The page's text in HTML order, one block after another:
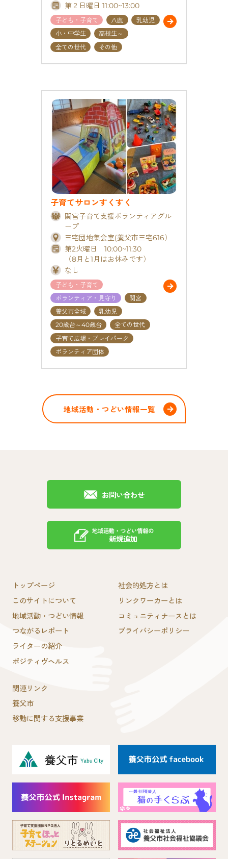
第２日曜日 11:00~13:00
子ども・子育て 八鹿
乳幼児
小・中学生
高校生～
全ての世代
その他
子育てサロンすくすく
関宮子育て支援ボランティアグル
ープ
三宅団地集会室(養父市三宅616）
第2火曜日 10:00~11:30
（8月と1月はお休みです）
なし
子ども・子育て
ボランティア・見守り
関宮
養父市全域
乳幼児
20歳台～40歳台
全ての世代
子育て広場・プレイパーク
ボランティア団体
地域活動・つどい情報一覧
お問い合わせ
地域活動・つどい情報の
新規追加
トップページ
このサイトについて
地域活動・つどい情報
つながるレポート
ライターの紹介
ポジティヴヘルス
社会的処方とは
リンクワーカーとは
コミュニティナースとは
プライバシーポリシー
関連リンク
養父市
移動に関する支援事業